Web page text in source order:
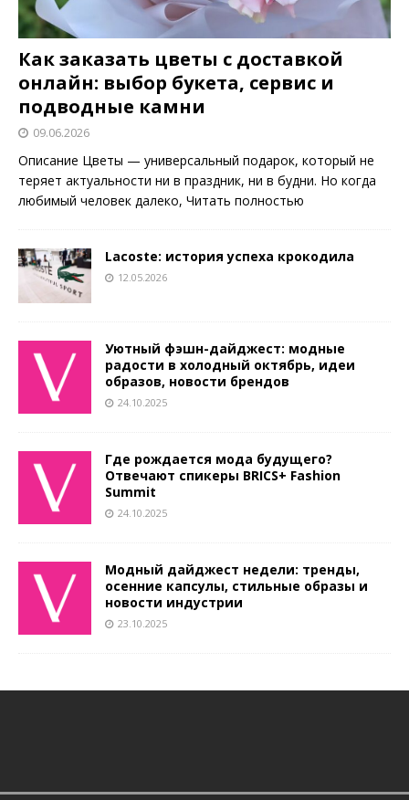
Как заказать цветы с доставкой
онлайн: выбор букета, сервис и
подводные камни
09.06.2026
Описание Цветы — универсальный подарок, который не
теряет актуальности ни в праздник, ни в будни. Но когда
любимый человек далеко, Читать полностью
Lacoste: история успеха крокодила
12.05.2026
Уютный фэшн-дайджест: модные
радости в холодный октябрь, идеи
образов, новости брендов
24.10.2025
Где рождается мода будущего?
Отвечают спикеры BRICS+ Fashion
Summit
24.10.2025
Модный дайджест недели: тренды,
осенние капсулы, стильные образы и
новости индустрии
23.10.2025